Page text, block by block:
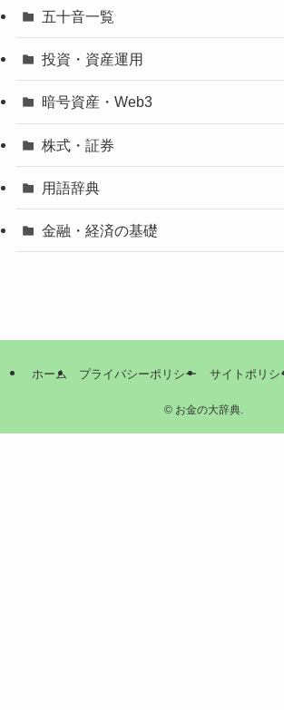
五十音一覧
投資・資産運用
暗号資産・Web3
株式・証券
用語辞典
金融・経済の基礎
ホーム プライバシーポリシー サイトポリシ
©お金の大辞典.